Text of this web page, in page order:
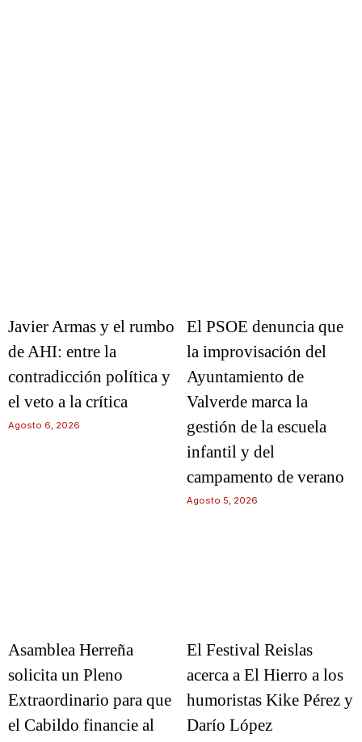
Javier Armas y el rumbo
de AHI: entre la
contradicción política y
el veto a la crítica
Agosto 6, 2026
El PSOE denuncia que
la improvisación del
Ayuntamiento de
Valverde marca la
gestión de la escuela
infantil y del
campamento de verano
Agosto 5, 2026
Asamblea Herreña
solicita un Pleno
Extraordinario para que
el Cabildo financie al
El Festival Reislas
acerca a El Hierro a los
humoristas Kike Pérez y
Darío López